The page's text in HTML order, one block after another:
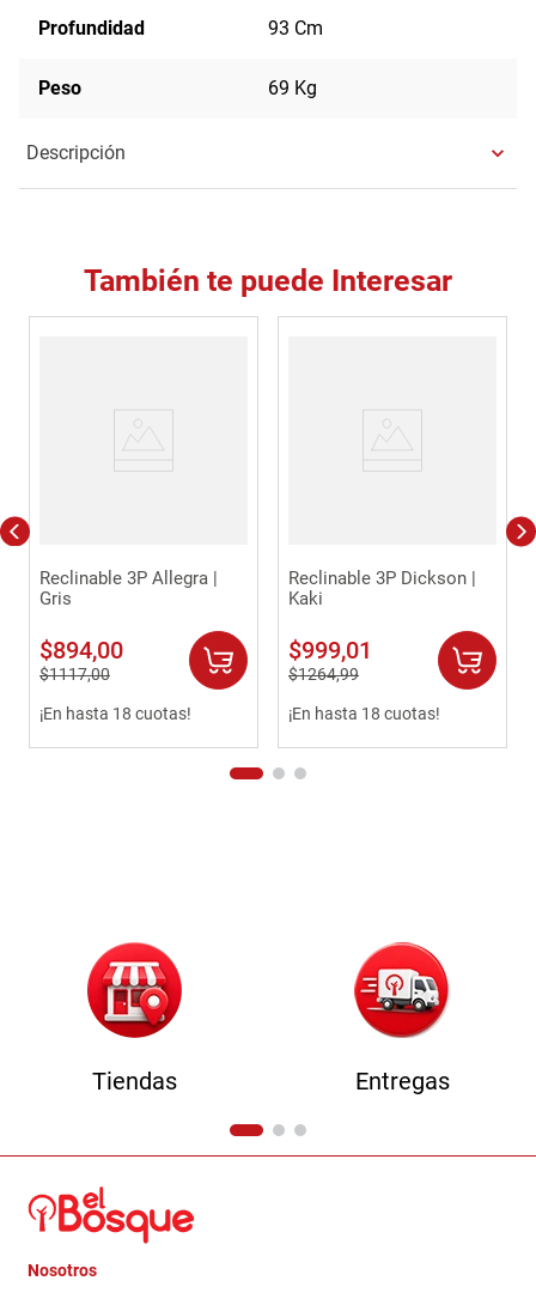
Profundidad 93 Cm
Peso 69 Kg
Descripción
También te puede Interesar
Reclinable 3P Allegra |
Gris
$894,00
$1117,00
¡En hasta 18 cuotas!
Reclinable 3P Dickson |
Kaki
$999,01
$1264,99
¡En hasta 18 cuotas!
Tiendas Entregas
Nosotros